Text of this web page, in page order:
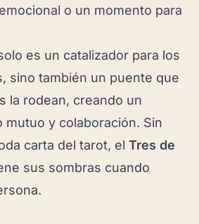
o un momento para
es un catalizador para los
sino también un puente que
la rodean, creando un
mutuo y colaboración. Sin
carta del tarot, el Tres de
sus sombras cuando